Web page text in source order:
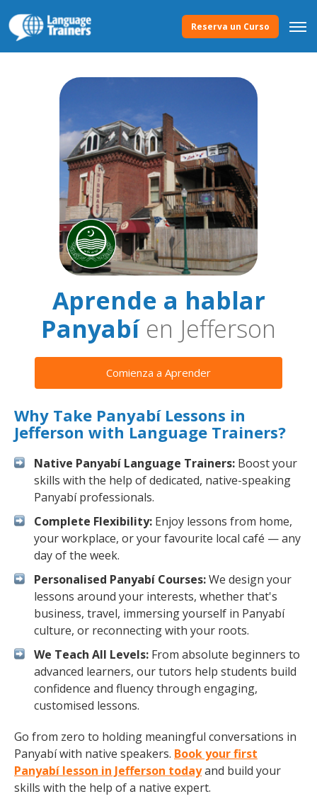
Reserva un Curso
Aprende a hablar
Panyabíen Jefferson
Comienza a Aprender
Why Take Panyabí Lessons in
Jefferson with Language Trainers?
Native Panyabí Language Trainers: Boost your
skills with the help of dedicated, native-speaking
Panyabí professionals.
Complete Flexibility: Enjoy lessons from home,
your workplace, or your favourite local café — any
day of the week.
Personalised Panyabí Courses:We design your
lessons around your interests, whether that's
business, travel, immersing yourself in Panyabí
culture, or reconnecting with your roots.
We Teach All Levels: From absolute beginners to
advanced learners, our tutors help students build
confidence and fluency through engaging,
customised lessons.
Go from zero to holding meaningful conversations in
Panyabí with native speakers. Book your first
Panyabí lesson in Jefferson todayand build your
skills with the help of a native expert.